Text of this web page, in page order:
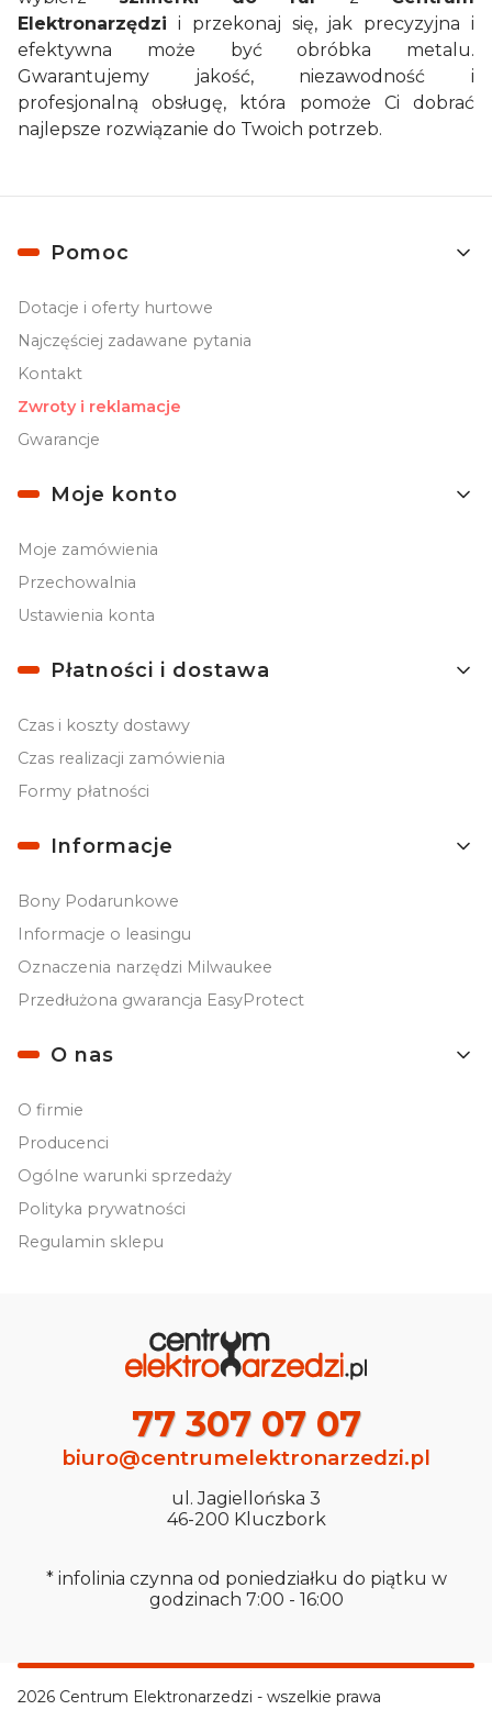
Elektronarzędzi i przekonaj się, jak precyzyjna i
efektywna może być obróbka metalu.
Gwarantujemy jakość, niezawodność i
profesjonalną obsługę, która pomoże Ci dobrać
najlepsze rozwiązanie do Twoich potrzeb.
Linki w stopce
Pomoc
Dotacje i oferty hurtowe
Najczęściej zadawane pytania
Kontakt
Zwroty i reklamacje
Gwarancje
Moje konto
Moje zamówienia
Przechowalnia
Ustawienia konta
Płatności i dostawa
Czas i koszty dostawy
Czas realizacji zamówienia
Formy płatności
Informacje
Bony Podarunkowe
Informacje o leasingu
Oznaczenia narzędzi Milwaukee
Przedłużona gwarancja EasyProtect
O nas
O firmie
Producenci
Ogólne warunki sprzedaży
Polityka prywatności
Regulamin sklepu
77 307 07 07
biuro@centrumelektronarzedzi.pl
ul. Jagiellońska 3
46-200 Kluczbork
* infolinia czynna od poniedziałku do piątku w
godzinach 7:00 - 16:00
2026 Centrum Elektronarzedzi - wszelkie prawa